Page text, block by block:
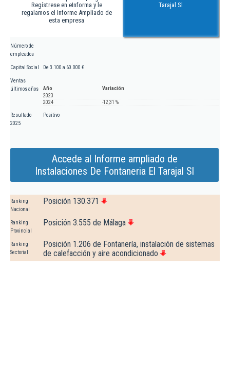
Regístrese en eInforma y le
regalamos el Informe Ampliado de
esta empresa
Tarajal Sl
Número de
empleados
Capital Social De 3.100 a 60.000 €
Ventas
últimos años
Año
Variación
2023
2024
-12,31 %
Resultado
2025
Positivo
Accede al Informe ampliado de
Instalaciones De Fontaneria El Tarajal Sl
Ranking
Nacional
Posición 130.371
Ranking
Provincial
Posición 3.555 de Málaga
Ranking
Sectorial
Posición 1.206 de Fontanería, instalación de sistemas
de calefacción y aire acondicionado